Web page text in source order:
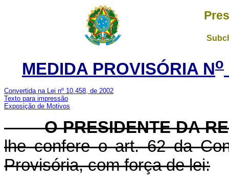
MEDIDA PROVISÓRIA No
Convertida na Lei nº 10.458, de 2002
Texto para impressão
Exposição de Motivos
O PRESIDENTE DA
lhe confere o art. 62 da
Provisória, com força de lei: